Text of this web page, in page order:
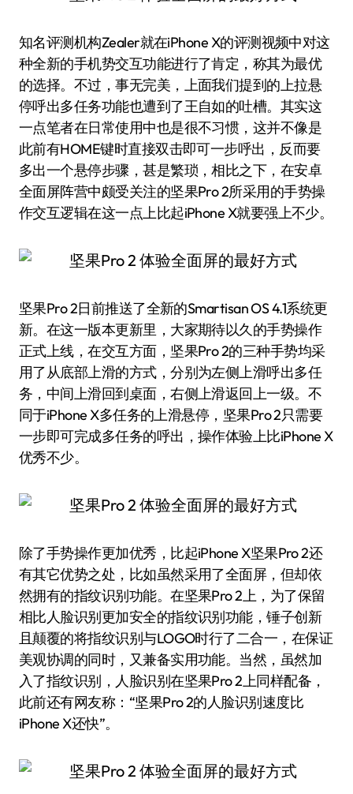
知名评测机构Zealer就在iPhone X的评测视频中对这
种全新的手机势交互功能进行了肯定，称其为最优
的选择。不过，事无完美，上面我们提到的上拉悬
停呼出多任务功能也遭到了王自如的吐槽。其实这
一点笔者在日常使用中也是很不习惯，这并不像是
此前有HOME键时直接双击即可一步呼出，反而要
多出一个悬停步骤，甚是繁琐，相比之下，在安卓
全面屏阵营中颇受关注的坚果Pro 2所采用的手势操
作交互逻辑在这一点上比起iPhone X就要强上不少。
坚果Pro 2日前推送了全新的Smartisan OS 4.1系统更
新。在这一版本更新里，大家期待以久的手势操作
正式上线，在交互方面，坚果Pro 2的三种手势均采
用了从底部上滑的方式，分别为左侧上滑呼出多任
务，中间上滑回到桌面，右侧上滑返回上一级。不
同于iPhone X多任务的上滑悬停，坚果Pro 2只需要
一步即可完成多任务的呼出，操作体验上比iPhone X
优秀不少。
除了手势操作更加优秀，比起iPhone X坚果Pro 2还
有其它优势之处，比如虽然采用了全面屏，但却依
然拥有的指纹识别功能。在坚果Pro 2上，为了保留
相比人脸识别更加安全的指纹识别功能，锤子创新
且颠覆的将指纹识别与LOGO时行了二合一，在保证
美观协调的同时，又兼备实用功能。当然，虽然加
入了指纹识别，人脸识别在坚果Pro 2上同样配备，
此前还有网友称：“坚果Pro 2的人脸识别速度比
iPhone X还快”。